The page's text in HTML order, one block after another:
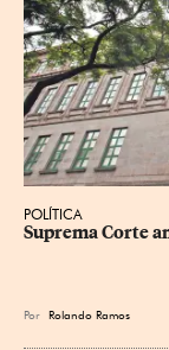
POLÍTICA
Suprema Corte
Por Rolando Ramos